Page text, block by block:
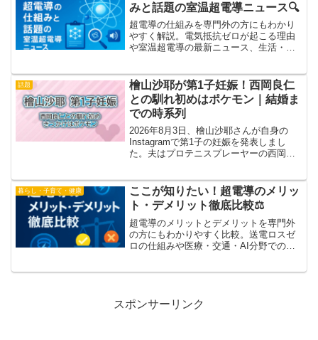
みと話題の室温超電導ニュース🔍
超電導の仕組みを専門外の方にもわかり
やすく解説。電気抵抗ゼロが起こる理由
や室温超電導の最新ニュース、生活・医
く紹介します。
話題
檜山沙耶が第1子妊娠！西岡良仁
との馴れ初めはポケモン｜結婚ま
での時系列
2026年8月3日、檜山沙耶さんが自身の
Instagramで第1子の妊娠を発表しまし
た。夫はプロテニスプレーヤーの西岡良
を時系列で整理しました。実は出会いの
きっかけが...
暮らし・子育て・健康
ここが知りたい！超電導のメリッ
ト・デメリット徹底比較⚖️
超電導のメリットとデメリットを専門外
の方にもわかりやすく比較。送電ロスゼ
ロの仕組みや医療・交通・AI分野での利
スポンサーリンク